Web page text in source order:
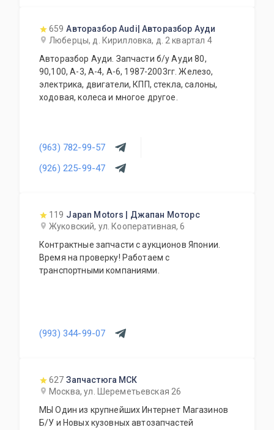
659 Авторазбор Audi| Авторазбор Ауди
Люберцы, д. Кирилловка, д. 2 квартал 4
Авторазбор Ауди. Запчасти б/у Ауди 80,
90,100, А-3, А-4, А-6, 1987-2003гг. Железо,
электрика, двигатели, КПП, стекла, салоны,
ходовая, колеса и многое другое.
(963) 782-99-57
(926) 225-99-47
119 Japan Motors | Джапан Моторс
Жуковский, ул. Кооперативная, 6
Контрактные запчасти с аукционов Японии.
Время на проверку! Работаем с
транспортными компаниями.
(993) 344-99-07
627 Запчастюга МСК
Москва, ул. Шереметьевская 26
МЫ Один из крупнейших Интернет Магазинов
Б/У и Новых кузовных автозапчастей